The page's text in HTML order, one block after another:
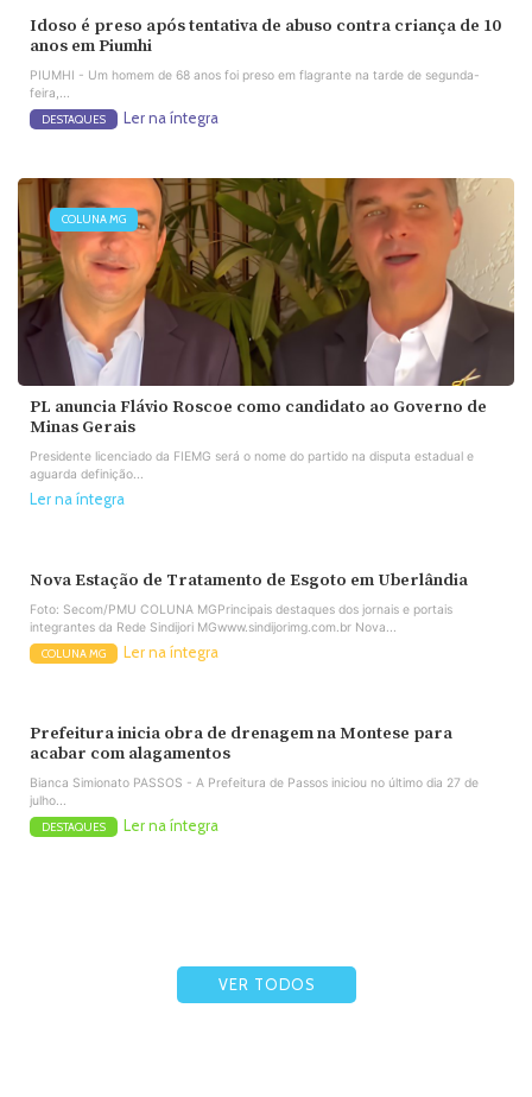
Idoso é preso após tentativa de abuso contra criança de 10
anos em Piumhi
PIUMHI - Um homem de 68 anos foi preso em flagrante na tarde de segunda-
feira,...
DESTAQUES Ler na íntegra
COLUNA MG
PL anuncia Flávio Roscoe como candidato ao Governo de
Minas Gerais
Presidente licenciado da FIEMG será o nome do partido na disputa estadual e
aguarda definição...
Ler na íntegra
Nova Estação de Tratamento de Esgoto em Uberlândia
Foto: Secom/PMU COLUNA MGPrincipais destaques dos jornais e portais
integrantes da Rede Sindijori MGwww.sindijorimg.com.br Nova...
COLUNA MG Ler na íntegra
Prefeitura inicia obra de drenagem na Montese para
acabar com alagamentos
Bianca Simionato PASSOS - A Prefeitura de Passos iniciou no último dia 27 de
julho...
DESTAQUES Ler na íntegra
VER TODOS